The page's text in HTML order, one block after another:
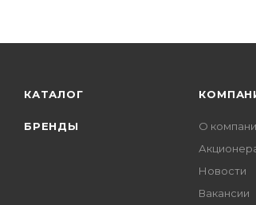
КАТАЛОГ
БРЕНДЫ
О
Новости
Вакансии